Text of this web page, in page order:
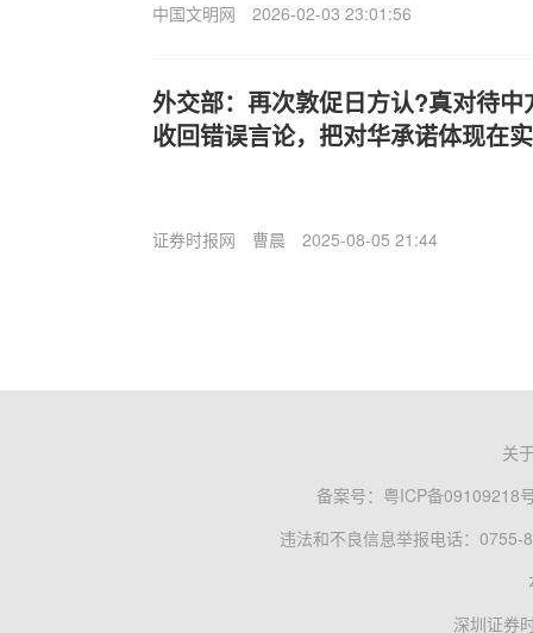
中国文明网 2026-02-03 23:01:56
外交部：再次敦促日方认?真对待
收回错误言论，把对华承诺体现在
证券时报网 曹晨 2025-08-05 21:44
关
备案号： 粤ICP备09109218
违法和不良信息举报电话：0755-
深圳证券